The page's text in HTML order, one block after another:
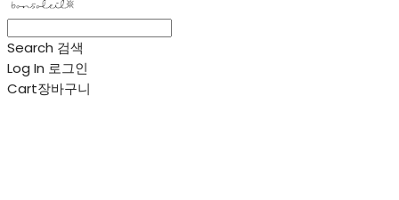
Search 검색
Log In 로그인
Cart장바구니